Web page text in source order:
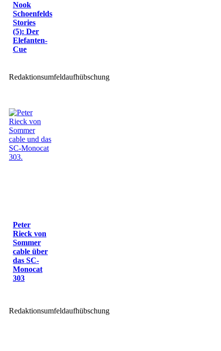
Nook
Schoenfelds
Stories
(5): Der
Elefanten-
Cue
Redaktionsumfeldaufhübschung
Peter
Rieck von
Sommer
cable über
das SC-
Monocat
303
Redaktionsumfeldaufhübschung